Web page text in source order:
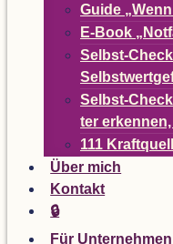
Guide „
E-Book „
Selbst-Check
Selbst-Check
ter
111
Über mich
Kon­takt
🔒
Für Unter­neh­men